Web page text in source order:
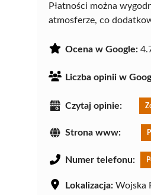
Płatności można
atmosferze, co
Ocena w Google:
Liczba opinii w
Czytaj opinie:
Strona www:
Numer telefonu:
Lokalizacja: Wojska